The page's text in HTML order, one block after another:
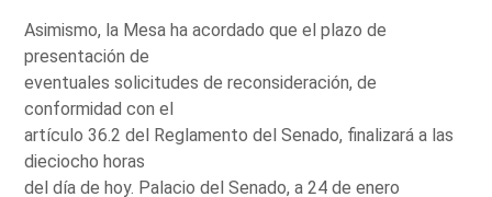
Asimismo, la Mesa ha acordado que el plazo de
presentación de
eventuales solicitudes de reconsideración, de
conformidad con el
artículo 36.2 del Reglamento del Senado, finalizará a las
dieciocho horas
del día de hoy. Palacio del Senado, a 24 de enero